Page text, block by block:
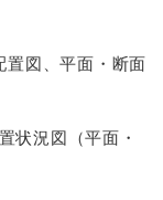
置図、平面・断面
状況図（平面・